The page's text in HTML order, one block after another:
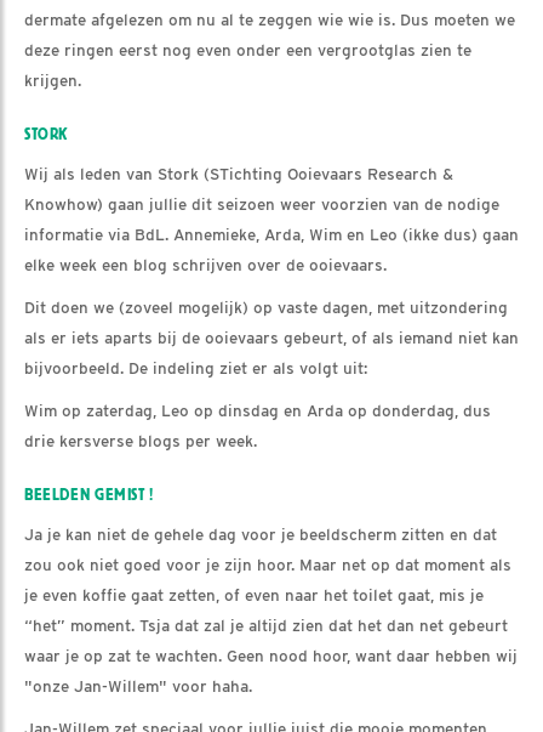
dermate afgelezen om nu al te zeggen wie wie is. Dus moeten we
deze ringen eerst nog even onder een vergrootglas zien te
krijgen.
STORK
Wij als leden van Stork (STichting Ooievaars Research &
Knowhow) gaan jullie dit seizoen weer voorzien van de nodige
informatie via BdL. Annemieke, Arda, Wim en Leo (ikke dus) gaan
elke week een blog schrijven over de ooievaars.
Dit doen we (zoveel mogelijk) op vaste dagen, met uitzondering
als er iets aparts bij de ooievaars gebeurt, of als iemand niet kan
bijvoorbeeld. De indeling ziet er als volgt uit:
Wim op zaterdag, Leo op dinsdag en Arda op donderdag, dus
drie kersverse blogs per week.
BEELDEN GEMIST !
Ja je kan niet de gehele dag voor je beeldscherm zitten en dat
zou ook niet goed voor je zijn hoor. Maar net op dat moment als
je even koffie gaat zetten, of even naar het toilet gaat, mis je
“het” moment. Tsja dat zal je altijd zien dat het dan net gebeurt
waar je op zat te wachten. Geen nood hoor, want daar hebben wij
"onze Jan-Willem" voor haha.
Jan-Willem zet speciaal voor jullie juist die mooie momenten